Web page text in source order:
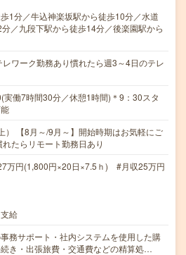
1分／牛込神楽坂駅から徒歩10分／水道
／九段下駅から徒歩14分／後楽園駅から
ワーク勤務あり慣れたら週3～4日のテレ
働7時間30分／休憩1時間)＊9：30スタ
） 【8月～/9月～】開始時期はお気軽にご
たらリモート勤務日あり
万円(1,800円×20日×7.5ｈ) #月収25万円
給
務サポート・社内システムを使用した購
き・出張旅費・交通費などの精算処…